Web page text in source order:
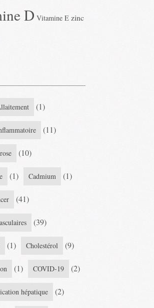
D Vitamine E zinc
(1)
(11)
(10)
(1) Cadmium (1)
(41)
(39)
(1) Cholestérol (9)
(1) COVID-19 (2)
hépatique (2)